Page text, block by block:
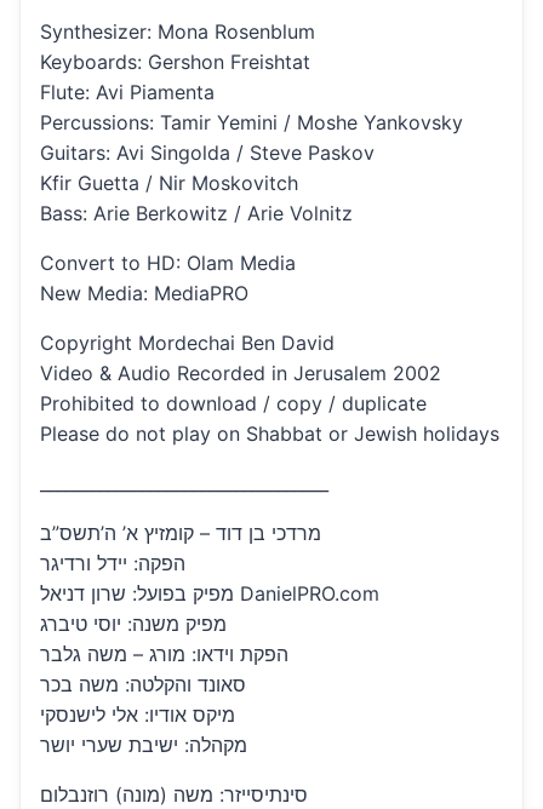
Synthesizer: Mona Rosenblum
Keyboards: Gershon Freishtat
Flute: Avi Piamenta
Percussions: Tamir Yemini / Moshe Yankovsky
Guitars: Avi Singolda / Steve Paskov
Kfir Guetta / Nir Moskovitch
Bass: Arie Berkowitz / Arie Volnitz
Convert to HD: Olam Media
New Media: MediaPRO
Copyright Mordechai Ben David
Video & Audio Recorded in Jerusalem 2002
Prohibited to download / copy / duplicate
Please do not play on Shabbat or Jewish holidays
מרדכי בן דוד – קומזיץ א’ ה’תשס”ב
הפקה: יידל ורדיגר
מפיק בפועל: שרון דניאל DanielPRO.com
מפיק משנה: יוסי טיברג
הפקת וידאו: מורג – משה גלבר
סאונד והקלטה: משה בכר
מיקס אודיו: אלי לישנסקי
מקהלה: ישיבת שערי יושר
סינתיסייזר: משה (מונה) רוזנבלום